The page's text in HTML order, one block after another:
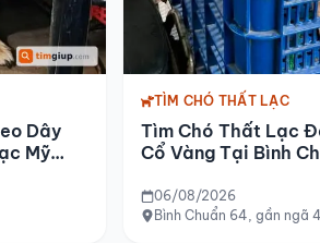
Dây
Mỹ
TÌM CHÓ THẤT LẠC
Tìm Chó Thất Lạc
Cổ Vàng Tại Bình
06/08/2026
Bình Chuẩn 64, gần ngã